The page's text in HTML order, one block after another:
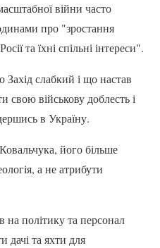
війни часто
про "зростання
та їхні спільні інтереси".
слабкий і що настав
свою військову доблесть і
в Україну.
його більше
а не атрибути
політику та персонал
дачі та яхти для